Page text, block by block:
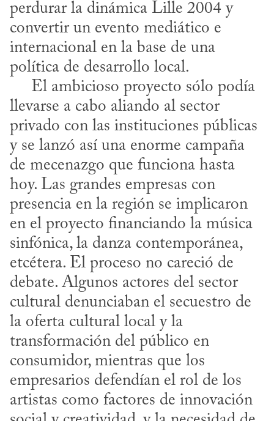
perdurar la dinámica Lille 2004 y
convertir un evento mediático e
internacional en la base de una
política de desarrollo local.
llevarse a cabo aliando al sector
privado con las instituciones públicas
y se lanzó así una enorme campaña
de mecenazgo que funciona hasta
hoy. Las grandes empresas con
presencia en la región se implicaron
en el proyecto financiando la música
sinfónica, la danza contemporánea,
etcétera. El proceso no careció de
debate. Algunos actores del sector
cultural denunciaban el secuestro de
la oferta cultural local y la
transformación del público en
consumidor, mientras que los
empresarios defendían el rol de los
artistas como factores de innovación